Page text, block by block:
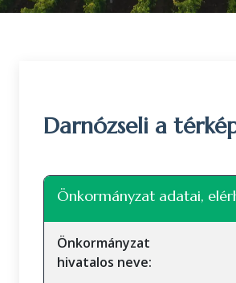
Darnózseli a
+
Önkormányzat adatai,
Önkormányzat
hivatalos neve: